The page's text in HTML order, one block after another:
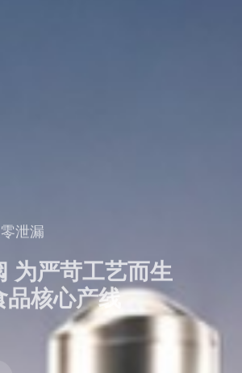
泄漏
为严苛工艺而生
品核心产线